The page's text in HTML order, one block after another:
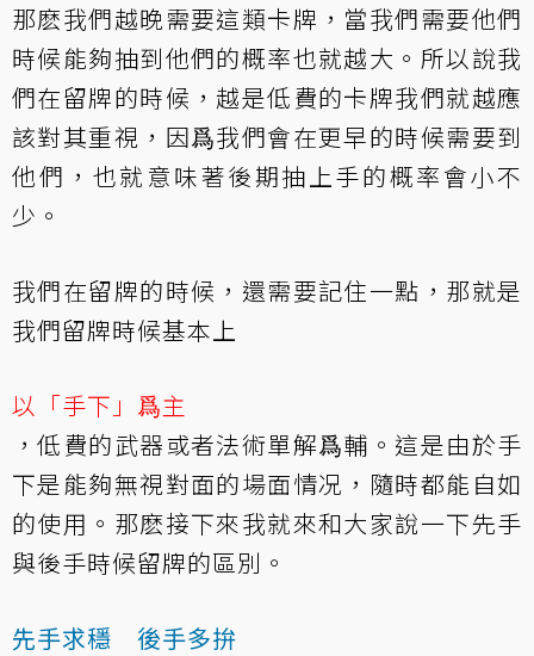
那麽我們越晚需要這類卡牌，當我們需要他們
時候能夠抽到他們的概率也就越大。所以說我
們在留牌的時候，越是低費的卡牌我們就越應
該對其重視，因爲我們會在更早的時候需要到
他們，也就意味著後期抽上手的概率會小不
少。
我們在留牌的時候，還需要記住一點，那就是
我們留牌時候基本上
以「手下」爲主
，低費的武器或者法術單解爲輔。這是由於手
下是能夠無視對面的場面情况，隨時都能自如
的使用。那麽接下來我就來和大家說一下先手
與後手時候留牌的區別。
先手求穩 後手多拚